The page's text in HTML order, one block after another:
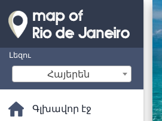
Լեզու
Հայերեն
Գլխավոր էջ